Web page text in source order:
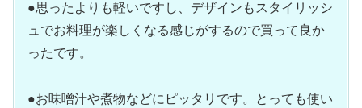
●思ったよりも軽いですし、デザインもスタイリッシ
ュでお料理が楽しくなる感じがするので買って良か
ったです。
●お味噌汁や煮物などにピッタリです。とっても使い